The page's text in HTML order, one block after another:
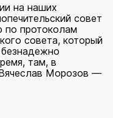
на наших
совет
по протоколам
совета, который
там, в
Морозов —